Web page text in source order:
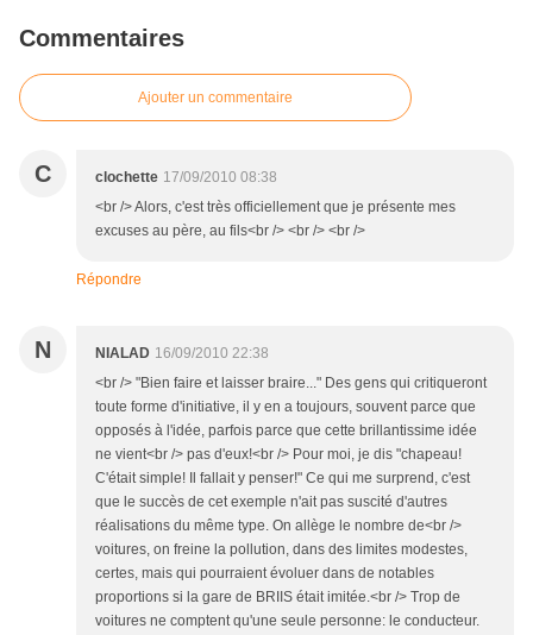
Commentaires
Ajouter un commentaire
C clochette 17/09/2010 08:38
<br /> Alors, c'est très officiellement que je présente mes
excuses au père, au fils<br /> <br /> <br />
Répondre
N NIALAD 16/09/2010 22:38
<br /> "Bien faire et laisser braire..." Des gens qui critiqueront
toute forme d'initiative, il y en a toujours, souvent parce que
opposés à l'idée, parfois parce que cette brillantissime idée
ne vient<br /> pas d'eux!<br /> Pour moi, je dis "chapeau!
C'était simple! Il fallait y penser!" Ce qui me surprend, c'est
que le succès de cet exemple n'ait pas suscité d'autres
réalisations du même type. On allège le nombre de<br />
voitures, on freine la pollution, dans des limites modestes,
certes, mais qui pourraient évoluer dans de notables
proportions si la gare de BRIIS était imitée.<br /> Trop de
voitures ne comptent qu'une seule personne: le conducteur.